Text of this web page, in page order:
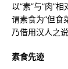
以“素”与“肉”
谓素食为“但食
乃借用汉人之说
素食先迹